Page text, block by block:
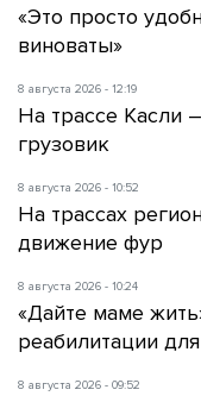
«Это просто
виноваты»
8 августа 2026 - 12:19
На трассе Касли
грузовик
8 августа 2026 - 10:52
На трассах
движение фур
8 августа 2026 - 10:24
«Дайте маме
реабилитации
8 августа 2026 - 09:52